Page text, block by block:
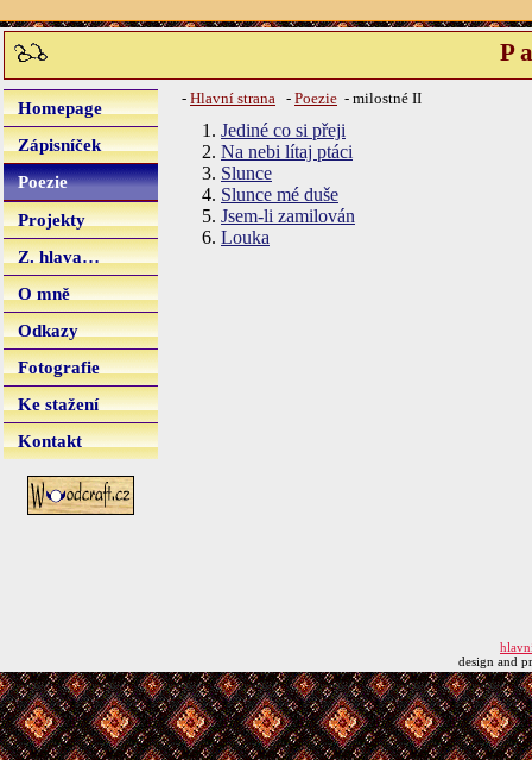
Homepage
Zápisníček
Poezie
Projekty
Z. hlava…
O mně
Odkazy
Fotografie
Ke stažení
Kontakt
- Hlavní strana - Poezie - milostné II
Jediné co si přeji
Na nebi lítaj ptáci
Slunce
Slunce mé duše
Jsem-li zamilován
Louka
design and